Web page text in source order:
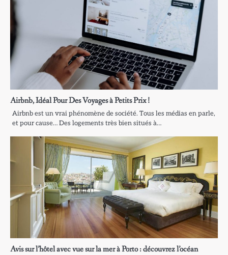
Airbnb, Idéal Pour Des Voyages à Petits Prix !
Airbnb est un vrai phénomène de société. Tous les médias en parle,
et pour cause… Des logements très bien situés à…
Avis sur l’hôtel avec vue sur la mer à Porto : découvrez l’océan